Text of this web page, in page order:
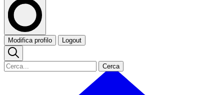
Modifica profilo Logout
Cerca